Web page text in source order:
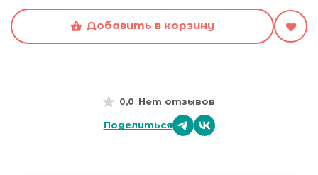
0,0 Нет отзывов
Поделиться
Добавить в корзину